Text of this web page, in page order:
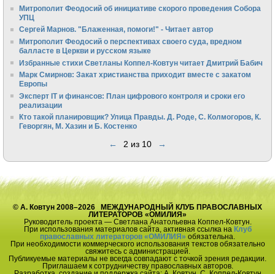
Митрополит Феодосий об инициативе скорого проведения Собора
УПЦ
Сергей Марнов. "Блаженная, помоги!" - Читает автор
Митрополит Феодосий о перспективах своего суда, вредном
балласте в Церкви и русском языке
Избранные стихи Светланы Коппел-Ковтун читает Дмитрий Бабич
Марк Смирнов: Закат христианства приходит вместе с закатом
Европы
Эксперт IT и финансов: План цифрового контроля и сроки его
реализации
Кто такой планировщик? Улица Правды. Д. Роде, С. Колмогоров, К.
Геворгян, М. Хазин и Б. Костенко
← 2 из 10 →
© А. Ковтун 2008–2026 МЕЖДУНАРОДНЫЙ КЛУБ ПРАВОСЛАВНЫХ
ЛИТЕРАТОРОВ «ОМИЛИЯ»
Руководитель проекта — Светлана Анатольевна Коппел-Ковтун.
При использования материалов сайта, активная ссылка на Клуб
православных литераторов «ОМИЛИЯ» обязательна.
При необходимости коммерческого использования текстов обязательно
свяжитесь с администрацией.
Публикуемые материалы не всегда совпадают с точкой зрения редакции.
Приглашаем к сотрудничеству православных авторов.